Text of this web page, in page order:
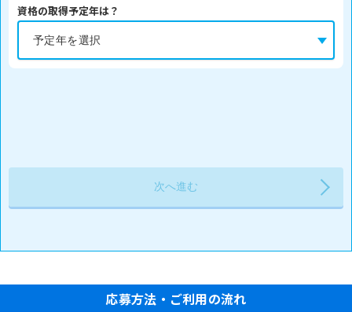
資格の取得予定年は？
応募方法・ご利用の流れ